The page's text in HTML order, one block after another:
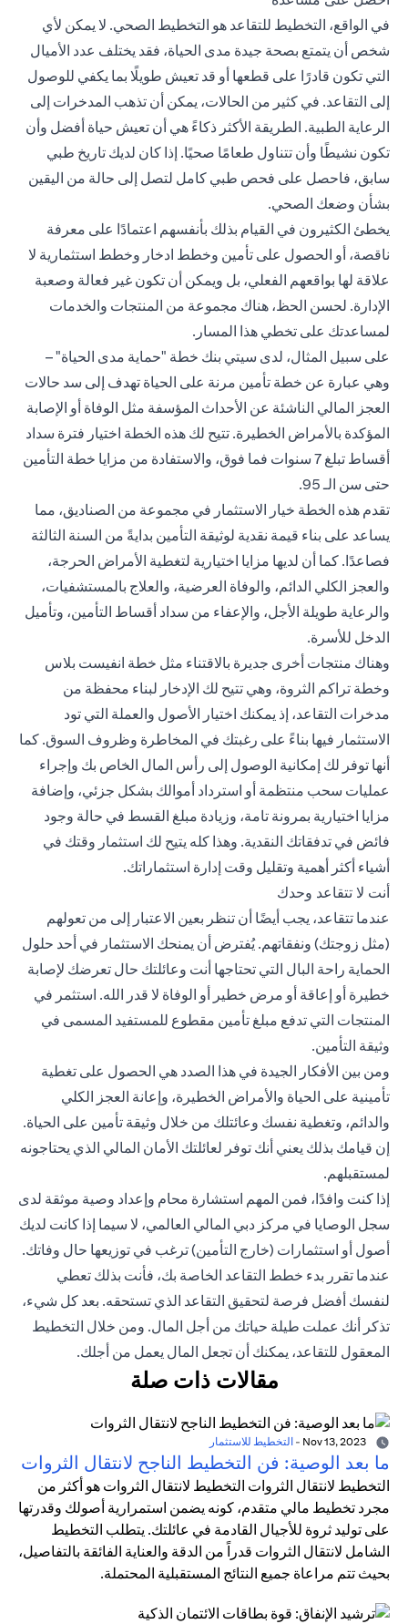
في الواقع، التخطيط للتقاعد هو التخطيط الصحي. لا يمكن لأي
شخص أن يتمتع بصحة جيدة مدى الحياة، فقد يختلف عدد الأميال
التي تكون قادرًا على قطعها أو قد تعيش طويلًا بما يكفي للوصول
إلى التقاعد. في كثير من الحالات، يمكن أن تذهب المدخرات إلى
الرعاية الطبية. الطريقة الأكثر ذكاءً هي أن تعيش حياة أفضل وأن
تكون نشيطًا وأن تتناول طعامًا صحيًا. إذا كان لديك تاريخ طبي
سابق، فاحصل على فحص طبي كامل لتصل إلى حالة من اليقين
بشأن وضعك الصحي.
يخطئ الكثيرون في القيام بذلك بأنفسهم اعتمادًا على معرفة
ناقصة، أو الحصول على تأمين وخطط ادخار وخطط استثمارية لا
علاقة لها بواقعهم الفعلي، بل ويمكن أن تكون غير فعالة وصعبة
الإدارة. لحسن الحظ، هناك مجموعة من المنتجات والخدمات
لمساعدتك على تخطي هذا المسار.
على سبيل المثال، لدى سيتي بنك خطة "حماية مدى الحياة" –
وهي عبارة عن خطة تأمين مرنة على الحياة تهدف إلى سد حالات
العجز المالي الناشئة عن الأحداث المؤسفة مثل الوفاة أو الإصابة
المؤكدة بالأمراض الخطيرة. تتيح لك هذه الخطة اختيار فترة سداد
أقساط تبلغ 7 سنوات فما فوق، والاستفادة من مزايا خطة التأمين
حتى سن الـ 95.
تقدم هذه الخطة خيار الاستثمار في مجموعة من الصناديق، مما
يساعد على بناء قيمة نقدية لوثيقة التأمين بدايةً من السنة الثالثة
فصاعدًا. كما أن لديها مزايا اختيارية لتغطية الأمراض الحرجة،
والعجز الكلي الدائم، والوفاة العرضية، والعلاج بالمستشفيات،
والرعاية طويلة الأجل، والإعفاء من سداد أقساط التأمين، وتأميل
الدخل للأسرة.
وهناك منتجات أخرى جديرة بالاقتناء مثل خطة انفيست بلاس
وخطة تراكم الثروة، وهي تتيح لك الإدخار لبناء محفظة من
مدخرات التقاعد، إذ يمكنك اختيار الأصول والعملة التي تود
الاستثمار فيها بناءً على رغبتك في المخاطرة وظروف السوق. كما
أنها توفر لك إمكانية الوصول إلى رأس المال الخاص بك وإجراء
عمليات سحب منتظمة أو استرداد أموالك بشكل جزئي، وإضافة
مزايا اختيارية بمرونة تامة، وزيادة مبلغ القسط في حالة وجود
فائض في تدفقاتك النقدية. وهذا كله يتيح لك استثمار وقتك في
أشياء أكثر أهمية وتقليل وقت إدارة استثماراتك.
أنت لا تتقاعد وحدك
عندما تتقاعد، يجب أيضًا أن تنظر بعين الاعتبار إلى من تعولهم
(مثل زوجتك) ونفقاتهم. يُفترض أن يمنحك الاستثمار في أحد حلول
الحماية راحة البال التي تحتاجها أنت وعائلتك حال تعرضك لإصابة
خطيرة أو إعاقة أو مرض خطير أو الوفاة لا قدر الله. استثمر في
المنتجات التي تدفع مبلغ تأمين مقطوع للمستفيد المسمى في
وثيقة التأمين.
ومن بين الأفكار الجيدة في هذا الصدد هي الحصول على تغطية
تأمينية على الحياة والأمراض الخطيرة، وإعانة العجز الكلي
والدائم، وتغطية نفسك وعائتلك من خلال وثيقة تأمين على الحياة.
إن قيامك بذلك يعني أنك توفر لعائلتك الأمان المالي الذي يحتاجونه
لمستقبلهم.
إذا كنت وافدًا، فمن المهم استشارة محام وإعداد وصية موثقة لدى
سجل الوصايا في مركز دبي المالي العالمي، لا سيما إذا كانت لديك
أصول أو استثمارات (خارج التأمين) ترغب في توزيعها حال وفاتك.
عندما تقرر بدء خطط التقاعد الخاصة بك، فأنت بذلك تعطي
لنفسك أفضل فرصة لتحقيق التقاعد الذي تستحقه. بعد كل شيء،
تذكر أنك عملت طيلة حياتك من أجل المال. ومن خلال التخطيط
المعقول للتقاعد، يمكنك أن تجعل المال يعمل من أجلك.
مقالات ذات صلة
- التخطيط للاستثمار
ما بعد الوصية: فن التخطيط الناجح لانتقال الثروات
التخطيط لانتقال الثروات التخطيط لانتقال الثروات هو أكثر من
مجرد تخطيط مالي متقدم، كونه يضمن استمرارية أصولك وقدرتها
على توليد ثروة للأجيال القادمة في عائلتك. يتطلب التخطيط
الشامل لانتقال الثروات قدراً من الدقة والعناية الفائقة بالتفاصيل،
بحيث تتم مراعاة جميع النتائج المستقبلية المحتملة.